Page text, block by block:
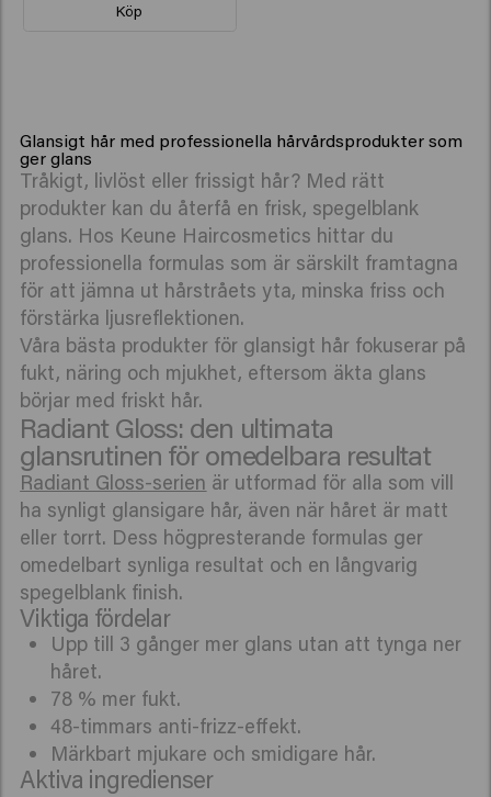
Köp
Glansigt hår med professionella hårvårdsprodukter som
ger glans
Tråkigt, livlöst eller frissigt hår? Med rätt
produkter kan du återfå en frisk, spegelblank
glans. Hos Keune Haircosmetics hittar du
professionella formulas som är särskilt framtagna
för att jämna ut hårstråets yta, minska friss och
förstärka ljusreflektionen.
Våra bästa produkter för glansigt hår fokuserar på
fukt, näring och mjukhet, eftersom äkta glans
börjar med friskt hår.
Radiant Gloss: den ultimata
glansrutinen för omedelbara resultat
Radiant Gloss-serien är utformad för alla som vill
ha synligt glansigare hår, även när håret är matt
eller torrt. Dess högpresterande formulas ger
omedelbart synliga resultat och en långvarig
spegelblank finish.
Viktiga fördelar
Upp till 3 gånger mer glans utan att tynga ner
håret.
78 % mer fukt.
48-timmars anti-frizz-effekt.
Märkbart mjukare och smidigare hår.
Aktiva ingredienser